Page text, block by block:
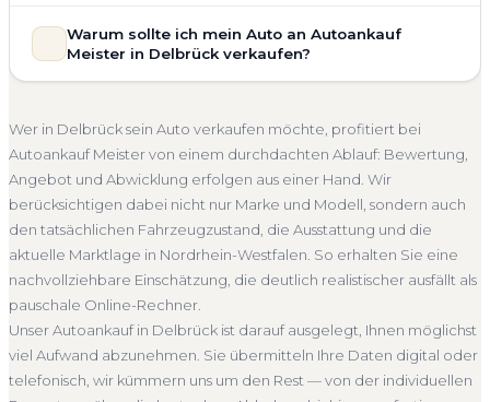
Unfallwagen Delbrück Motorschaden
Ohne TÜV
Getriebeschaden
Faire Bewertung
Schätzung, sondern eine fundierte Einschätzung, die nah am
tatsächlichen Verkaufspreis liegt — speziell für den Markt in
Nordrhein-Westfalen.
Unverbindlich
Seriöse Einschätzung
umfasst die kostenlose Abholung direkt an Ihrer Adresse —
egal ob zu Hause, am Arbeitsplatz oder an einem Treffpunkt
erfolgt direkt bei Übergabe, auf Wunsch übernehmen wir
auch die Abmeldung.
Abholung Delbrück Nicht fahrbereit
Barzahlung
Abmeldung inklusive
Warum sollte ich mein Auto an Autoankauf
Meister in Delbrück verkaufen?
deutschlandweit an — auch in Delbrück und ganz
Nordrhein-Westfalen. Sie erhalten eine kostenlose
Bewertung, ein verbindliches Angebot und auf Wunsch den
kompletten Service von der Abholung bis zur Abmeldung.
Über 4.800 zufriedene Kunden sprechen für sich.
Seit 2010 4.800+ Ankäufe
Komplettservice
Nordrhein-Westfalen
Wer in Delbrück sein Auto verkaufen möchte, profitiert bei
Autoankauf Meister von einem durchdachten Ablauf: Bewertung,
Angebot und Abwicklung erfolgen aus einer Hand. Wir
berücksichtigen dabei nicht nur Marke und Modell, sondern auch
den tatsächlichen Fahrzeugzustand, die Ausstattung und die
aktuelle Marktlage in Nordrhein-Westfalen. So erhalten Sie eine
nachvollziehbare Einschätzung, die deutlich realistischer ausfällt als
pauschale Online-Rechner.
Unser Autoankauf in Delbrück ist darauf ausgelegt, Ihnen möglichst
viel Aufwand abzunehmen. Sie übermitteln Ihre Daten digital oder
telefonisch, wir kümmern uns um den Rest — von der individuellen